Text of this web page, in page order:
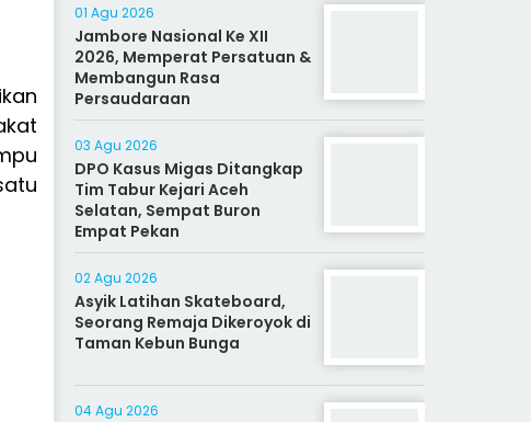
01 Agu 2026
Jambore Nasional Ke XII
2026, Memperat Persatuan &
Membangun Rasa
Persaudaraan
03 Agu 2026
DPO Kasus Migas Ditangkap
Tim Tabur Kejari Aceh
Selatan, Sempat Buron
Empat Pekan
02 Agu 2026
Asyik Latihan Skateboard,
Seorang Remaja Dikeroyok di
Taman Kebun Bunga
04 Agu 2026